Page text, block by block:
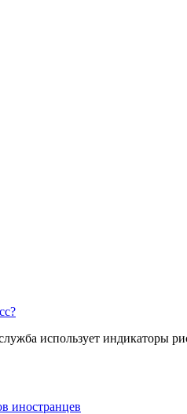
использует индикаторы
иностранцев